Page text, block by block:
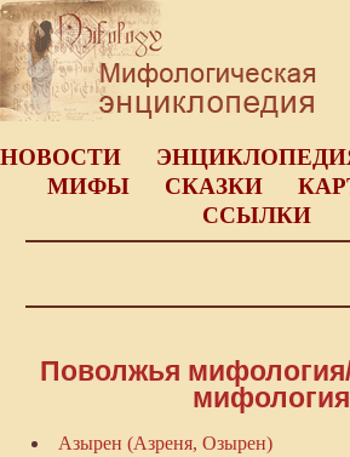
НОВОСТИ
МИФЫ
СКАЗКИ
ССЫЛКИ
Поволжья
мифология
Азырен (Азреня, Озырен)